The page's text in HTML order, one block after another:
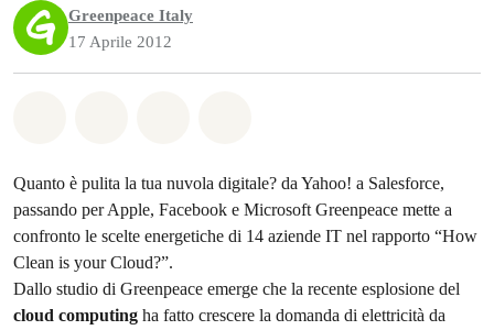
Greenpeace Italy
17 Aprile 2012
Quanto è pulita la tua nuvola digitale? da Yahoo! a Salesforce,
passando per Apple, Facebook e Microsoft Greenpeace mette a
confronto le scelte energetiche di 14 aziende IT nel rapporto “How
Clean is your Cloud?”.
Dallo studio di Greenpeace emerge che la recente esplosione del
cloud computing ha fatto crescere la domanda di elettricità da